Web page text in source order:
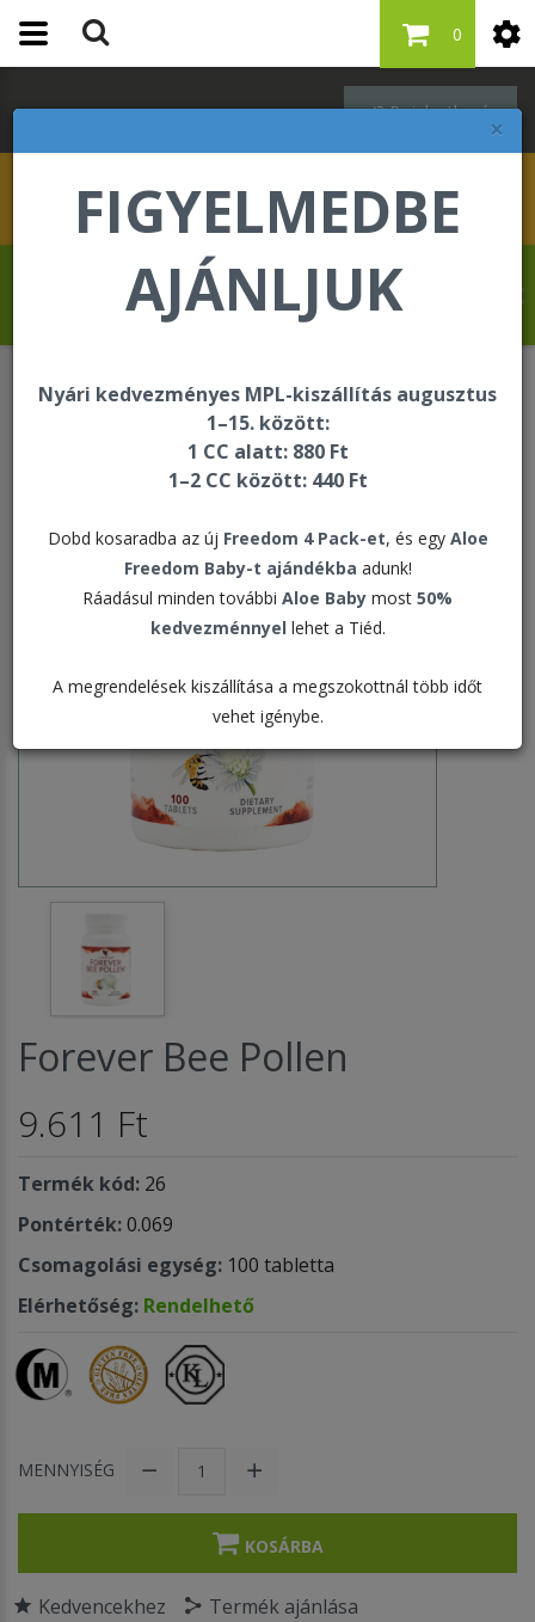
×
FIGYELMEDBE
AJÁNLJUK
Nyári kedvezményes MPL-kiszállítás augusztus
1–15. között:
1 CC alatt: 880 Ft
1–2 CC között: 440 Ft
Dobd kosaradba az új Freedom 4 Pack-et, és egy Aloe
Freedom Baby-t ajándékba adunk!
Ráadásul minden további Aloe Baby most 50%
kedvezménnyel lehet a Tiéd.
A megrendelések kiszállítása a megszokottnál több időt
vehet igénybe.
Bejelentkezés
0
Banjo Oluseun Olufolahan üdvözli Önt a
Forever Living internetes áruházában!
Méhészeti termékek Forever Bee Pollen
Forever Bee Pollen
9.611 Ft
Termék kód: 26
Pontérték:0.069
Csomagolási egység: 100 tabletta
Elérhetőség: Rendelhető
MENNYISÉG
KOSÁRBA
Kedvencekhez Termék ajánlása